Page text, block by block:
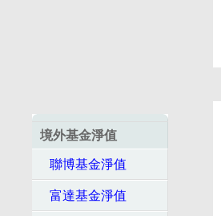
境外基金淨值
聯博基金淨值
富達基金淨值